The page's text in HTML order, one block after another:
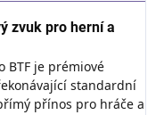
zvuk pro herní a
BTF je prémiové
standardní
přínos pro hráče a